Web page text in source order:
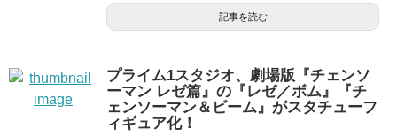
記事を読む
プライム1スタジオ、劇場版『チェンソ
ーマン レゼ篇』の『レゼ／ボム』『チ
ェンソーマン＆ビーム』がスタチューフ
ィギュア化！